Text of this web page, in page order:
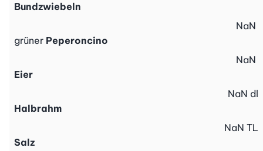
Bundzwiebeln
grüner Peperoncino
NaN
Eier
NaN
Halbrahm
NaN dl
Salz
NaN TL